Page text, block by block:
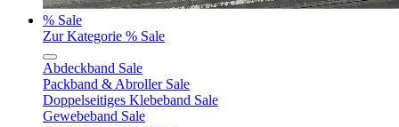
% Sale
Zur Kategorie % Sale
Abdeckband Sale
Packband & Abroller Sale
Doppelseitiges Klebeband Sale
Gewebeband Sale